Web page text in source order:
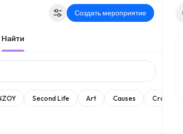
Создать мероприятие
Найти
Second Life Art Causes Crafts